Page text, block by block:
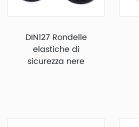
DIN127 Rondelle
elastiche di
sicurezza nere